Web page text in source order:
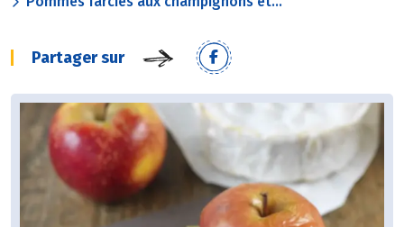
Partager sur